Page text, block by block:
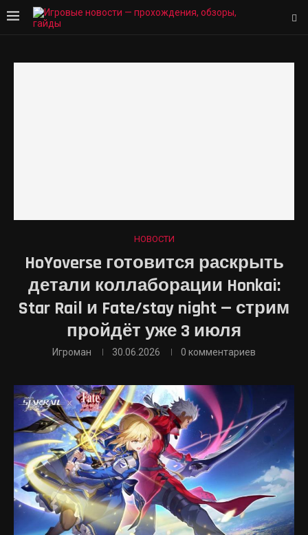
НОВОСТИ
HoYoverse готовится раскрыть
детали коллаборации Honkai:
Star Rail и Fate/stay night — стрим
пройдёт уже 3 июля
Игроман 30.06.2026 0 комментариев